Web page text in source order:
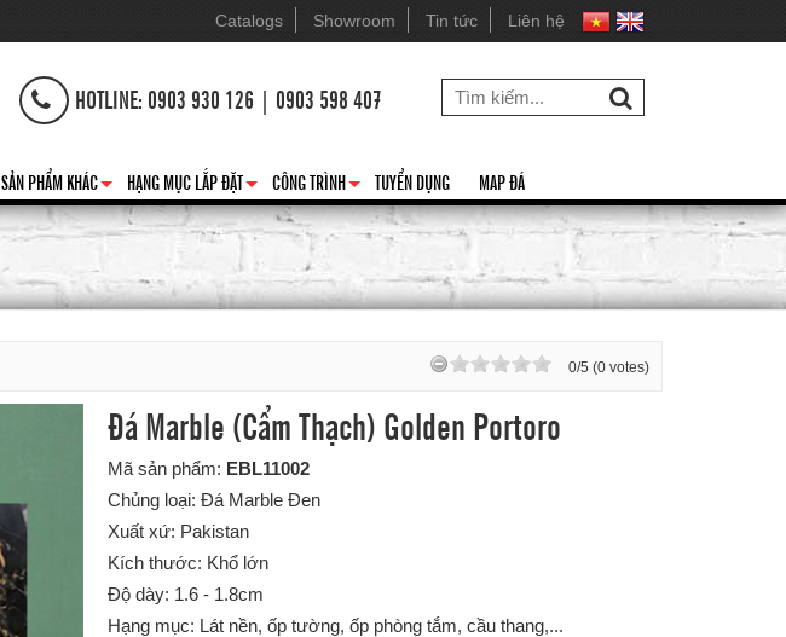
Catalogs Showroom Tin tức Liên hệ
HOTLINE: 0903 930 126 | 0903 598 407
+
SẢN PHẨM KHÁC
+
HẠNG MỤC LẮP ĐẶT
+
CÔNG TRÌNH TUYỂN DỤNG MAP ĐÁ
0/5 (0 votes)
Đá Marble (Cẩm Thạch) Golden Portoro
Mã sản phẩm: EBL11002
Chủng loại: Đá Marble Đen
Xuất xứ: Pakistan
Kích thước: Khổ lớn
Độ dày: 1.6 - 1.8cm
Hạng mục: Lát nền, ốp tường, ốp phòng tắm, cầu thang,...